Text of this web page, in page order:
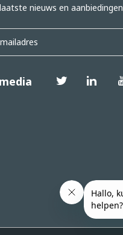
nieuws en aanbiedingen